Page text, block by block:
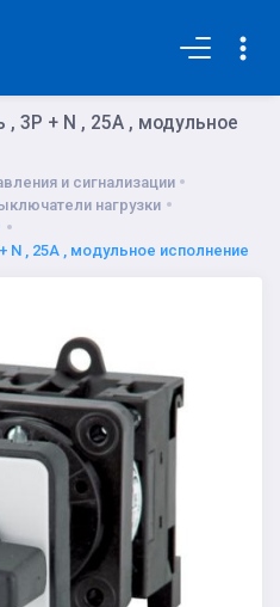
3P + N , 25А , модульное
и сигнализации
нагрузки
N , 25А , модульное исполнение